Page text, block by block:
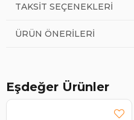
TAKSIT SEÇENEKLERI
ÜRÜN ÖNERILERI
Eşdeğer Ürünler